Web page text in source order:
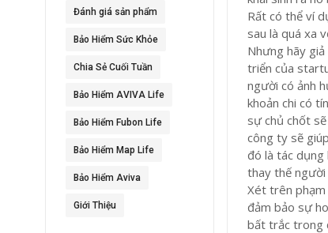
Đánh giá sản phẩm
Bảo Hiểm Sức Khỏe
Chia Sẻ Cuối Tuần
Bảo Hiểm AVIVA Life
Bảo Hiểm Fubon Life
Bảo Hiểm Map Life
Bảo Hiểm Aviva
Giới Thiệu
Rất có thể ví
sau là quá xa
Nhưng hãy
triển của
người có ảnh
khoản chi có
sự chủ chốt
công ty sẽ
đó là tác dụng
thay thế
Xét trên phạm
đảm bảo sự
bất trắc trong